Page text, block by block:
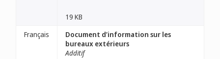
19 KB
Français
Document d’information sur les
bureaux extérieurs
Additif